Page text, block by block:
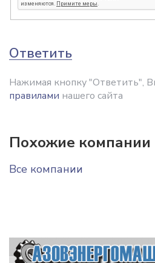
Ответить
Нажимая кнопку "Ответить",
правилами нашего сайта
Похожие компании
Все компании